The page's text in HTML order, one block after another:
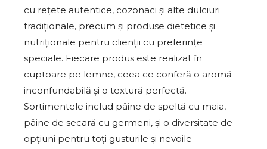
cu rețete autentice, cozonaci și alte dulciuri
tradiționale, precum și produse dietetice și
nutriționale pentru clienții cu preferințe
speciale. Fiecare produs este realizat în
cuptoare pe lemne, ceea ce conferă o aromă
inconfundabilă și o textură perfectă.
Sortimentele includ pâine de speltă cu maia,
pâine de secară cu germeni, și o diversitate de
opțiuni pentru toți gusturile și nevoile